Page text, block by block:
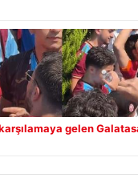
gelen